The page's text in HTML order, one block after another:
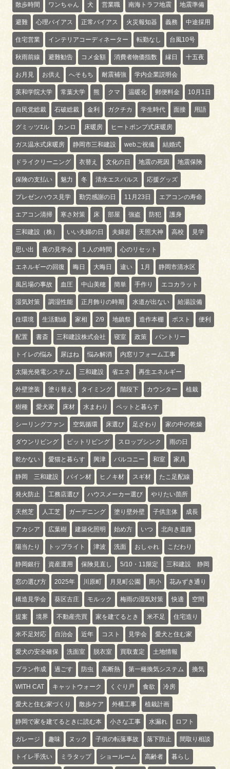
散歩時間 ワンちゃん 犬 営業職 南海トラフ地震 地震準備
避難 心理バイアス 正常バイアス 火災報知器 義務 中途採用
住宅営業 インテリアコーディネーター 転勤なし 台風10号
秋雨前線 避難勧告 コメ金額 消費者物価指数 縁日 十五夜
お月見 お供え へそもち 耐震補強 学内企業説明会
英和学院大学 常葉大学 熊 クマ 温暖化 郵便料金 10月1日
自民党総裁 石破総裁 金利 ガクチカ 学生時代 面接 用語
グミッツｴル カンロ 床暖房 ヒートポンプ式床暖房
ガス温水式床暖房 静岡市三和建設 webご祝儀 結婚式
ドライクリーニング 衣替え 文化の日 地震の死因 地震保険
保険の支払い 魅力 冬 清水エスパルス 応援グッズ
プレゼンハウス見学 勤労感謝の日 11月23日 エアコンの寿命
エアコン清掃 寒さ対策 床 部屋 強盗 防犯 護身
三和建設（株） いい夫婦の日 夫婦岩 天照大神 高校 見学
思い出 夜の見学会 １人の時間 心のリセット
エネルギーの回復 晦日 大晦日 違い 1月 静岡市清水区
風呂場の事故 血圧 中山美穂 簡単 手作り エコカラット
湿気対策 調湿性能 正月飾りの時期 水道が出ない 給湯設備
住環境 生活動線 家相 2/9 地鎮祭 造作本棚 ポスト 便利
配置 書斎 三和建設株式会社 寝室 政策 パントリー
トイレの悩み 尿はね 悩み解消 内窓リフォーム工事
太陽光発電システム 三和建設 省エネ 再生エネルギー
外壁塗装 塗り替え タイミング 階段下 カウンター 植栽
樹種 愛犬家 床材 水まわり ペットと暮らす
シーリングファン 空気循環 床選び 足ざわり 家の中の乾燥
ダウンリビング ピットリビング スロップシンク 雨の日
乾かない 愛猫と暮らす 興津 バルコニー 和室 家具
静岡 三和建設 パイン材 ヒノキ材 スギ材 たこ足配線
発火防止 工務店選び ハウスメーカー選び やりたい箇所
天然芝 人工芝 ガーデニング 塗り壁外壁 子供主体 成長
アカシア 広葉樹 建築化照明 始め方 いつ 北向き道路
陽当たり トップライト 津波 洗面 おしゃれ こだわり
静岡銀行 資産運用 保険見直し 5/10・11限定 三和建設 静岡
窓の選び方 2025年 川原町 月見町公園 岡小 花みずき通り
構造見学会 葵区古庄 モルック 梅雨の湿気対策 快適 空間
提案 境界 不動産売買 家を建てるとき 米不足 住宅造り
米不足対応 自治会 近年 コスト 見学会 愛犬と住む家
愛犬の安全確保 洗面室 脱衣室 買取査定 土地情報
プラン作成 過ごす 防虫 高断熱 第一種換気システム 換気
WITH CAT キャットウォーク くぐり戸 食欲 冷房
愛犬と住む家づくり 散歩ケア 外構工事 植栽計画
静岡で家を建てるときに読む本 小さな工事 水漏れ ロフト
ガレージ 趣味 ヌック 子供の転落事故 落下防止 間取り相談
トイレ手洗い ミラタップ ショールーム 高齢者 暮らし